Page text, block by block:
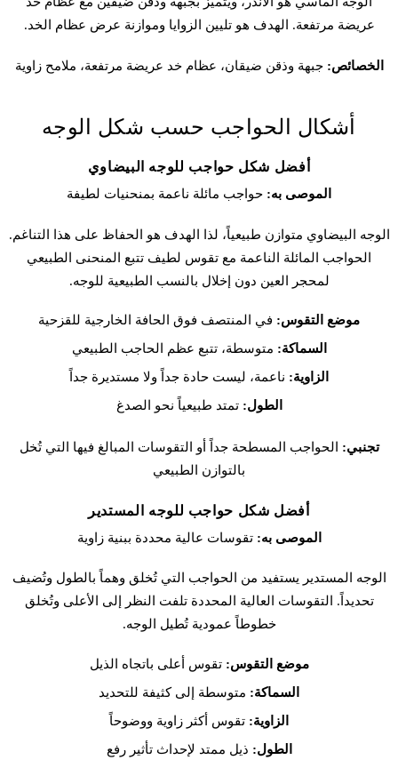
عريضة مرتفعة. الهدف هو تليين الزوايا وموازنة عرض عظام الخد.
الخصائص: جبهة وذقن ضيقان، عظام خد عريضة مرتفعة، ملامح زاوية
أشكال الحواجب حسب شكل الوجه
أفضل شكل حواجب للوجه البيضاوي
الموصى به: حواجب مائلة ناعمة بمنحنيات لطيفة
الوجه البيضاوي متوازن طبيعياً، لذا الهدف هو الحفاظ على هذا التناغم.
الحواجب المائلة الناعمة مع تقوس لطيف تتبع المنحنى الطبيعي
لمحجر العين دون إخلال بالنسب الطبيعية للوجه.
موضع التقوس: في المنتصف فوق الحافة الخارجية للقزحية
السماكة: متوسطة، تتبع عظم الحاجب الطبيعي
الزاوية: ناعمة، ليست حادة جداً ولا مستديرة جداً
الطول: تمتد طبيعياً نحو الصدغ
تجنبي: الحواجب المسطحة جداً أو التقوسات المبالغ فيها التي تُخل
بالتوازن الطبيعي
أفضل شكل حواجب للوجه المستدير
الموصى به: تقوسات عالية محددة ببنية زاوية
الوجه المستدير يستفيد من الحواجب التي تُخلق وهماً بالطول وتُضيف
تحديداً. التقوسات العالية المحددة تلفت النظر إلى الأعلى وتُخلق
خطوطاً عمودية تُطيل الوجه.
موضع التقوس: تقوس أعلى باتجاه الذيل
السماكة: متوسطة إلى كثيفة للتحديد
الزاوية: تقوس أكثر زاوية ووضوحاً
الطول: ذيل ممتد لإحداث تأثير رفع